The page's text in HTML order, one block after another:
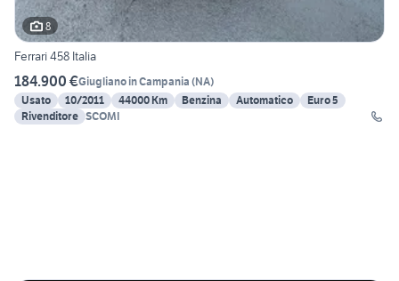
8
Ferrari 458 Italia
184.900 €Giugliano in Campania (NA)
Usato
10/2011 44000 Km Benzina Automatico
Euro 5
Rivenditore SCOMI